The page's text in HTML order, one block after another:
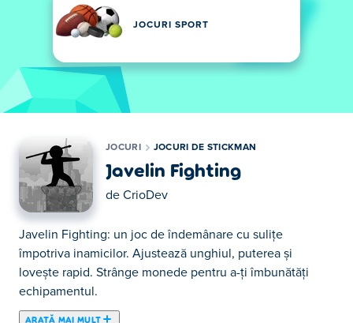
JOCURI SPORT
JOCURI JOCURI DE STICKMAN
Javelin Fighting
de CrioDev
Javelin Fighting: un joc de îndemânare cu sulițe
împotriva inamicilor. Ajustează unghiul, puterea și
lovește rapid. Strânge monede pentru a-ți îmbunătăți
echipamentul.
ARATĂ MAI MULT